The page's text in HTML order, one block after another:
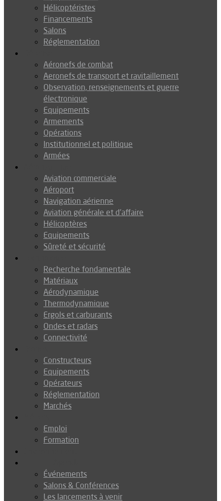
Hélicoptéristes
Financements
Salons
Réglementation
Aéronefs de combat
Aeronefs de transport et ravitaillement
Observation, renseignements et guerre
électronique
Equipements
Armements
Opérations
Institutionnel et politique
Armées
Aviation commerciale
Aéroport
Navigation aérienne
Aviation générale et d’affaire
Hélicoptères
Equipements
Sûreté et sécurité
Recherche fondamentale
Matériaux
Aérodynamique
Thermodynamique
Ergols et carburants
Ondes et radars
Connectivité
Constructeurs
Equipements
Opérateurs
Réglementation
Marchés
Emploi
Formation
Événements
Salons & Conférences
Les lancements à venir